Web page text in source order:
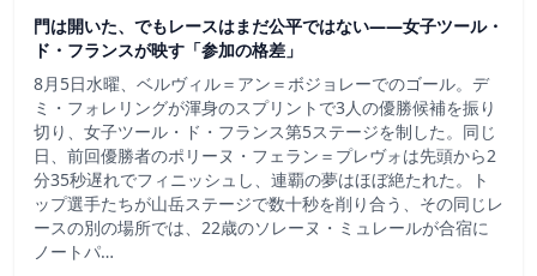
門は開いた、でもレースはまだ公平ではない――女子ツール・
ド・フランスが映す「参加の格差」
8月5日水曜、ベルヴィル＝アン＝ボジョレーでのゴール。デ
ミ・フォレリングが渾身のスプリントで3人の優勝候補を振り
切り、女子ツール・ド・フランス第5ステージを制した。同じ
日、前回優勝者のポリーヌ・フェラン＝プレヴォは先頭から2
分35秒遅れでフィニッシュし、連覇の夢はほぼ絶たれた。ト
ップ選手たちが山岳ステージで数十秒を削り合う、その同じレ
ースの別の場所では、22歳のソレーヌ・ミュレールが合宿に
ノートパ…